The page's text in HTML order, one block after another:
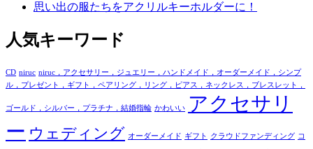
思い出の服たちをアクリルキーホルダーに！
人気キーワード
CD niruc niruc，アクセサリー，ジュエリー，ハンドメイド，オーダーメイド，シンプ
ル，プレゼント，ギフト，ペアリング，リング，ピアス，ネックレス，ブレスレット，
ゴールド，シルバー，プラチナ，結婚指輪 かわいい
アクセサリ
ー ウェディング オーダーメイド ギフト クラウドファンディング コ